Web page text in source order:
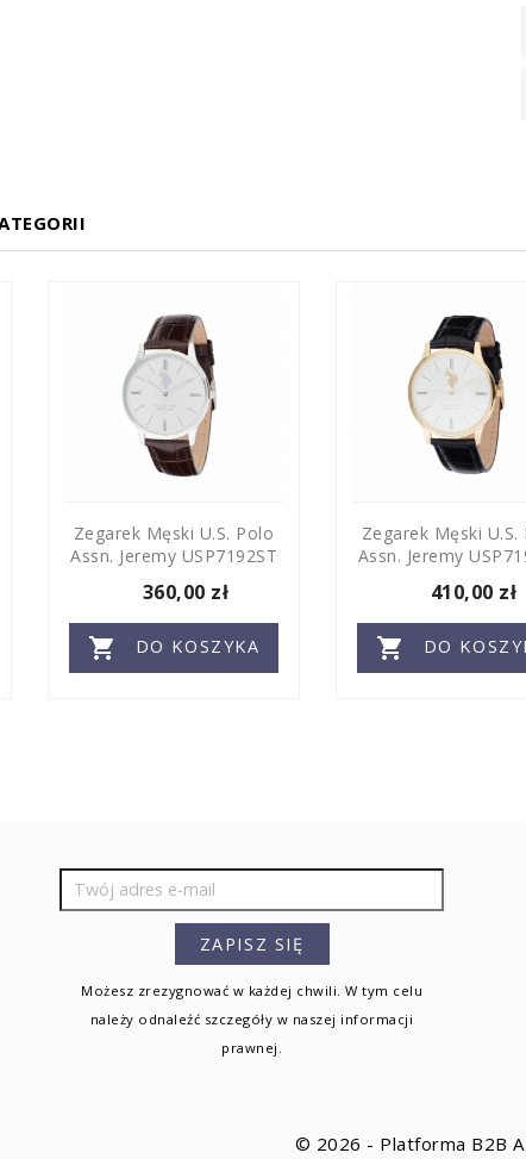
Zegarek Męski U.S. Polo
Assn. Jeremy USP7192ST
360,00 zł
 DO KOSZYKA
Zegarek Męski U.S.
Assn. Jeremy
410,00 zł
 DO
Możesz zrezygnować w każdej chwili. W tym celu
należy odnaleźć szczegóły w naszej informacji
prawnej.
© 2026 - Platforma B2B